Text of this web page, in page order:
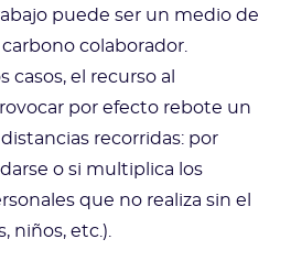
puede ser un medio de
colaborador.
el recurso al
por efecto rebote un
recorridas: por
o si multiplica los
que no realiza sin el
niños, etc.).